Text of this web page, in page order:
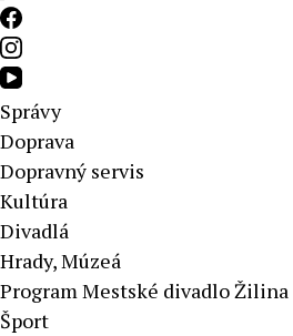
Správy
Doprava
Dopravný servis
Kultúra
Divadlá
Hrady, Múzeá
Program Mestské divadlo Žilina
Šport